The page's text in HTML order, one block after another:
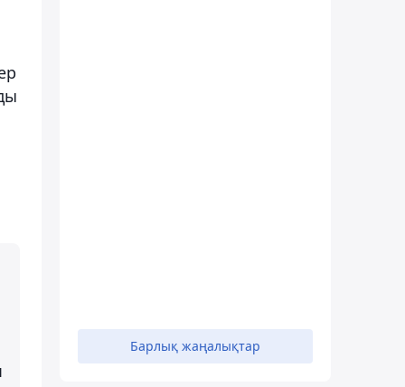
Барлық жаңалықтар